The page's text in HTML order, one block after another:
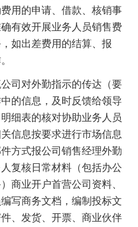
用的申请、借款、核销事
有效开展业务人员销售费
如出差费用的结算、报
司对外勤指示的传达（要
的信息，及时反馈给领导
细表的核对协助业务人员
信息按要求进行市场信息
方式报公司销售经理外勤
复核日常材料（包括办公
商业开户首营公司资料、
写商务文档，编制投标文
、发货、开票、商业伙伴